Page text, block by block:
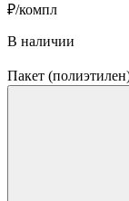
₽/компл
В наличии
Пакет